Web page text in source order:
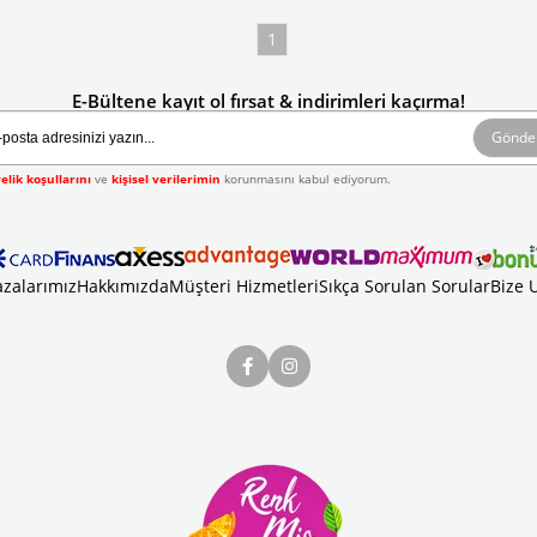
1
E-Bültene kayıt ol fırsat & indirimleri kaçırma!
koşullarını ve kişisel verilerimin korunmasını kabul ediyorum.
HakkımızdaMüşteri HizmetleriSıkça Sorulan SorularBize